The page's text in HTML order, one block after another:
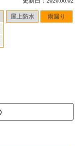
屋上防水 雨漏り